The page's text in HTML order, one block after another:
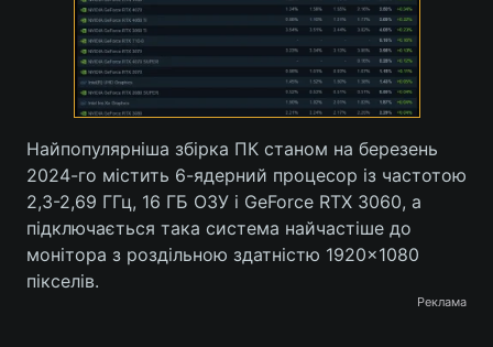
Найпопулярніша збірка ПК станом на березень
2024-го містить 6-ядерний процесор із частотою
2,3-2,69 ГГц, 16 ГБ ОЗУ і GeForce RTX 3060, а
підключається така система найчастіше до
монітора з роздільною здатністю 1920×1080
пікселів.
Реклама